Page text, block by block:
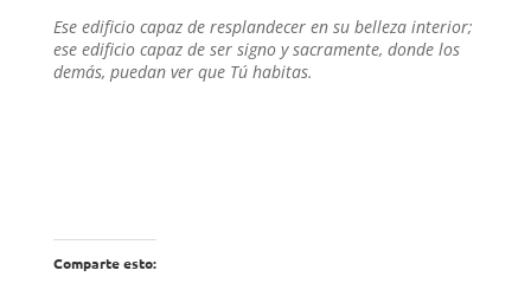
Ese edificio capaz de resplandecer en su belleza interior;
ese edificio capaz de ser signo y sacramente, donde los
demás, puedan ver que Tú habitas.
Comparte esto: